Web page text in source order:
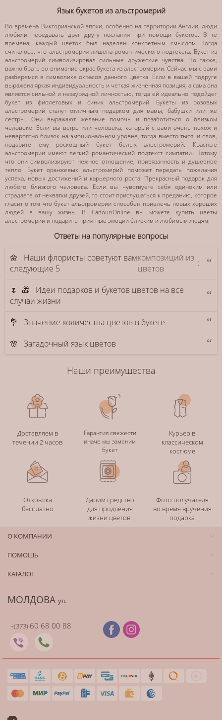
Язык букетов из альстромерий
Во времена Викторианской эпохи, особенно на территории Англии, люди
любили передавать друг другу послания при помощи букетов. В те
времена, каждый цветок был наделен конкретным смыслом. Тогда
считалось, что альстромерия лишена романтического подтекста. Букет из
альстромерий символизировал сильные дружеские чувства. Но также,
важно брать во внимание окрас букета из альстромерии. Сейчас мы с вами
разберемся в символике окрасов данного цветка. Если в вашей подруге
выражена яркая индивидуальность и четкая жизненная позиция, а сама она
является сильной и незаурядной личностью, тогда ей идеально подойдет
букет из фиолетовых и синих альстромерий. Букеты из розовых
альстромерий станут отличным подарком для мамы, бабушки или же
сестры. Они выражают желание помочь и позаботиться о близком
человеке. Если вы встретили человека, который с вами очень похож и
невероятно близок на эмоциональном уровне, тогда вместо тысячи слов,
подарите ему роскошный букет белых альстромерий. Красные
альстромерии имеют легкий романтический подтекст симпатии. Потому
что они символизируют нежное отношение, привязанность и душевное
тепло. Букет оранжевых альстромерий поможет передать пожелания
успеха, новых достижений и карьерного роста. Прекрасный подарок для
любого близкого человека. Если вы чувствуете себя одиноким или
страдаете от нехватки друзей, то стоит прислушаться к преданию, которое
гласит о том что букет альстромерии способен привлечь новых хороших
людей в вашу жизнь. В CadouriOnline вы можете купить цветы
альстромерии и подарить приятные эмоции близким и любимым людям.
Ответы на популярные вопросы
🌼 Наши флористы советуют вам
следующие 5
композиций из
цветов
:
🌷 🎁 Идеи подарков и букетов цветов на все
случаи жизни
💐 Значение количества цветов в букете
🌸 Загадочный язык цветов
Наши преимущества
Доставляем в
течении 2 часов
Гарантия свежести
иначе мы заменим
букет
Курьер в
классическом
костюме
Открытка
бесплатно
Дарим средство
для продления
жизни цветов.
Фото получателя
во время вручения
подарка
О КОМПАНИИ
ПОМОЩЬ
КАТАЛОГ
МОЛДОВА ул.
+(373) 60 68 00 88